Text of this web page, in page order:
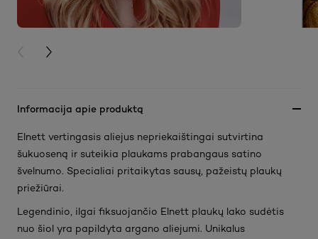
PREVIOUS CARD
NEXT CARD
Informacija apie produktą
Elnett vertingasis aliejus nepriekaištingai sutvirtina
šukuoseną ir suteikia plaukams prabangaus satino
švelnumo. Specialiai pritaikytas sausų, pažeistų plaukų
priežiūrai.
Legendinio, ilgai fiksuojančio Elnett plaukų lako sudėtis
nuo šiol yra papildyta argano aliejumi. Unikalus